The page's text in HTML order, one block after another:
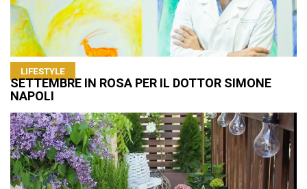
LIFESTYLE
SETTEMBRE IN ROSA PER IL DOTTOR SIMONE
NAPOLI